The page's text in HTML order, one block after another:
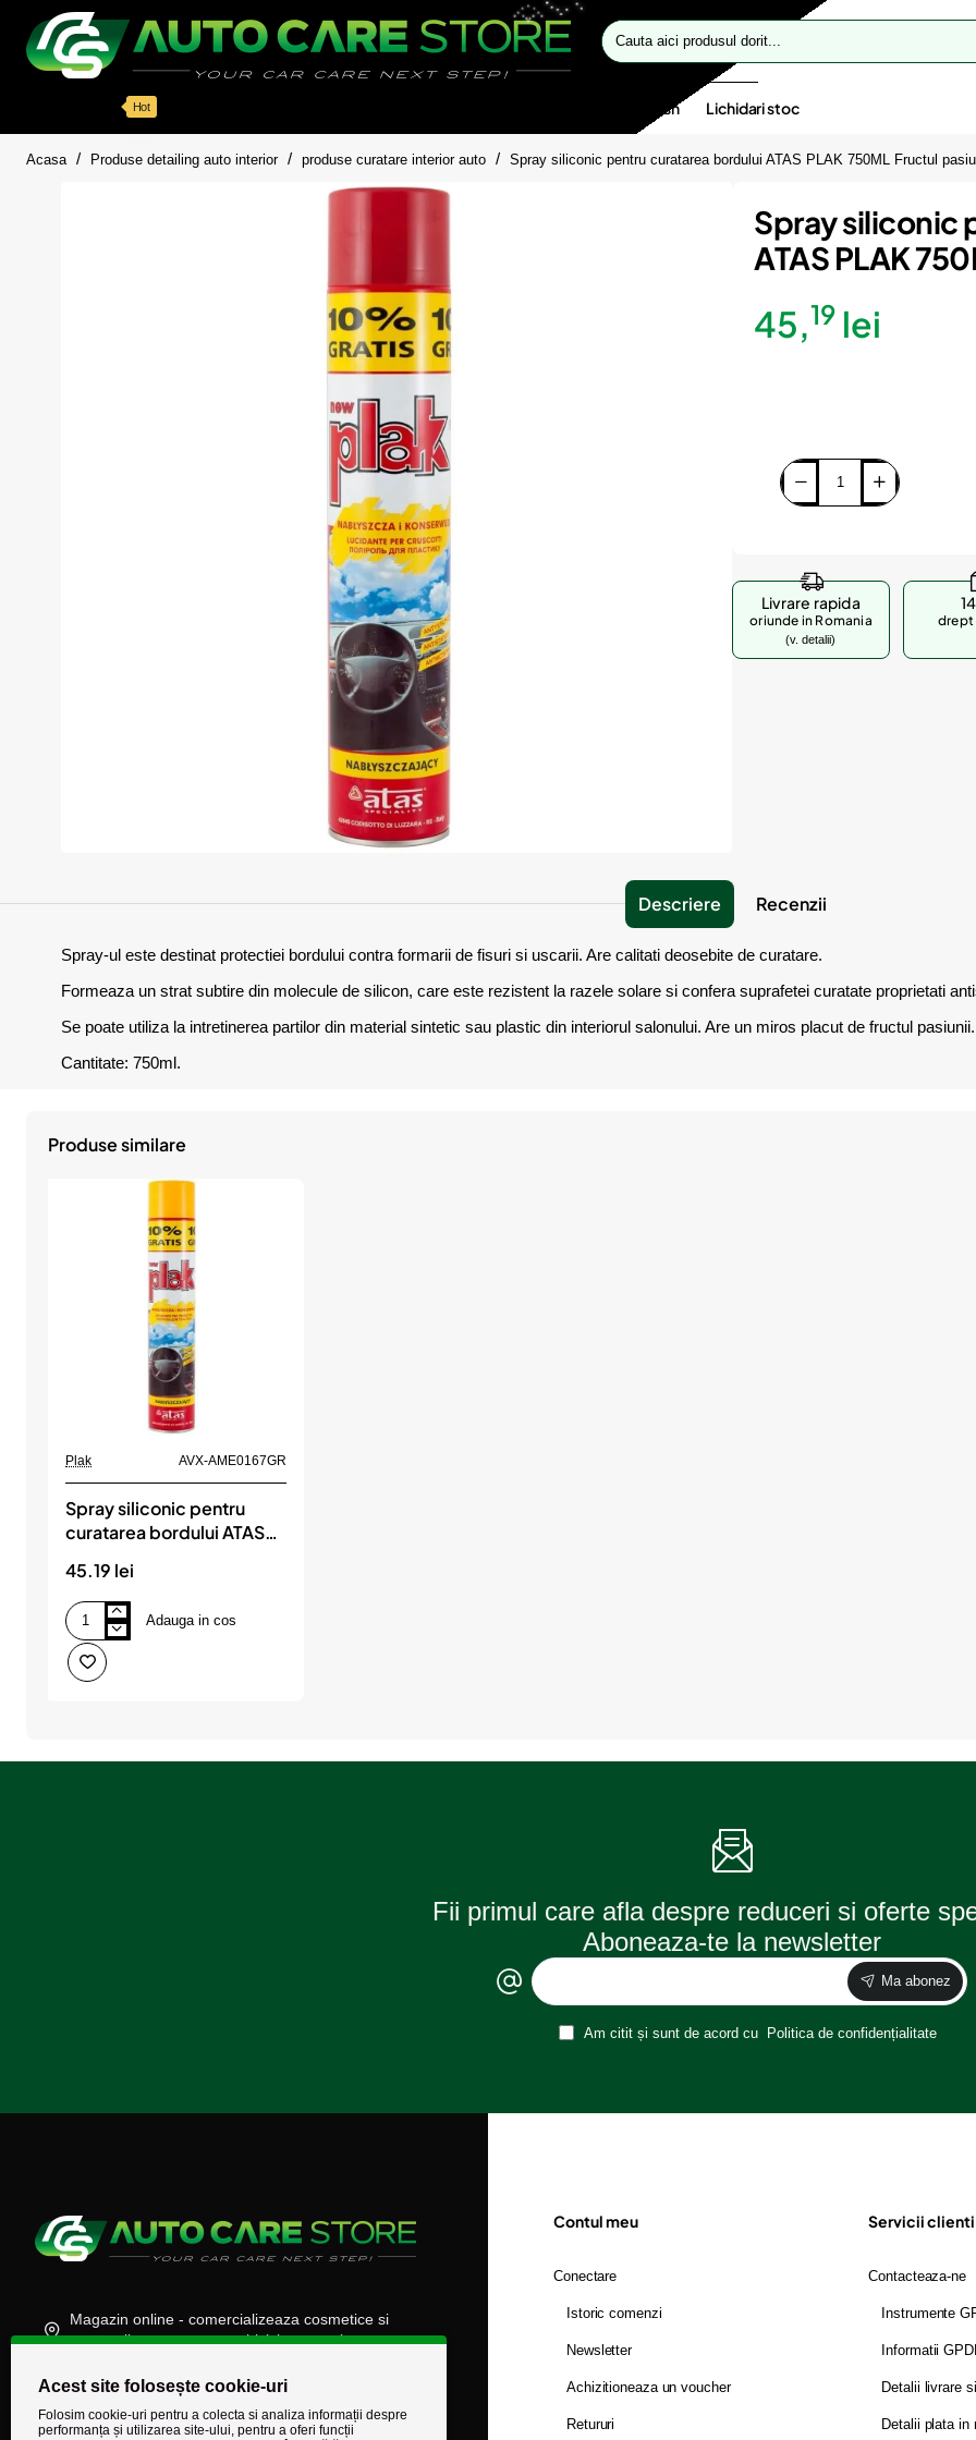
Cauta
aici
Hot Oferte flash Lichidari stoc
Acasa homeProduse detailing auto interior produse curatare interior auto Spray siliconic pentru curatarea bordului ATAS PLAK 750ML Fructul
Spray siliconic
ATAS PLAK
45,19 lei
Livrare rapida
oriunde in Romania
(v. detalii)
drept
Descriere Recenzii
Spray-ul este destinat protectiei bordului contra formarii de fisuri si uscarii. Are calitati deosebite de curatare.
Formeaza un strat subtire din molecule de silicon, care este rezistent la razele solare si confera suprafetei curatate proprietati
Se poate utiliza la intretinerea partilor din material sintetic sau plastic din interiorul salonului. Are un miros placut de fructul pasiunii.
Cantitate: 750ml.
Produse similare
Plak AVX-AME0167GR
Spray siliconic pentru
curatarea bordului ATAS
45.19 lei
Spray
siliconic
pentru
curatarea
Grapefruit
Adauga in cos
Fii primul care afla despre reduceri si oferte
Aboneaza-te la newsletter
Ma abonez
Am citit și sunt de acord cu Politica de confidențialitate
Magazin online - comercializeaza cosmetice si
accesorii auto, moto, atv, biciclete, camioane
(+40) 745 848 890
comenzi@autocarestore.ro
Contul meu
Conectare
Istoric comenzi
Newsletter
Achizitioneaza un voucher
Retururi
Servicii clienti
Contacteaza-ne
Instrumente
Informatii
Detalii livrare
Detalii plata in
Acest site folosește cookie-uri
Folosim cookie-uri pentru a colecta si analiza informații despre
performanța și utilizarea site-ului, pentru a oferi funcții